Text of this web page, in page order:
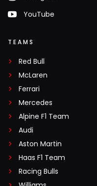
YouTube
TEAMS
Red Bull
McLaren
Ferrari
Mercedes
Alpine F1 Team
Audi
Aston Martin
Haas F1 Team
Racing Bulls